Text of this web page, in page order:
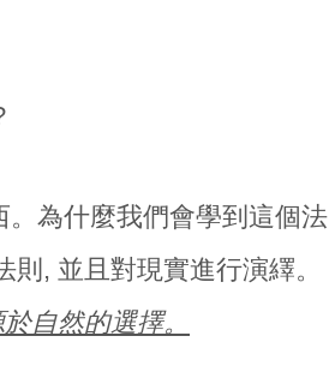
為什麼我們會學到這個法
, 並且對現實進行演繹。
自然的選擇。